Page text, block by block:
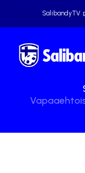
SalibandyTV